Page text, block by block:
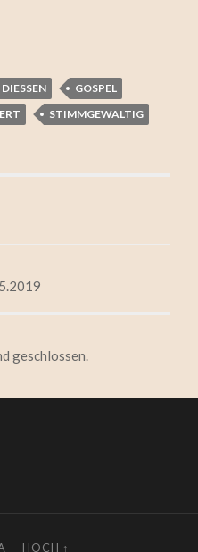
DIESSEN
GOSPEL
STIMMGEWALTIG
geschlossen.
— HOCH ↑